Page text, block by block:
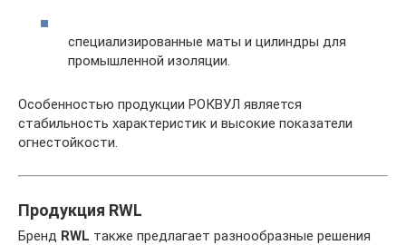
специализированные маты и цилиндры для
промышленной изоляции.
Особенностью продукции РОКВУЛ является
стабильность характеристик и высокие показатели
огнестойкости.
Продукция RWL
Бренд RWL также предлагает разнообразные решения